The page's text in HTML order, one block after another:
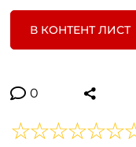
В КОНТЕНТ ЛИСТ
0